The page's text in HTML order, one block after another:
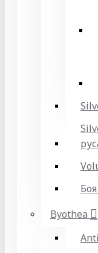
Byothea